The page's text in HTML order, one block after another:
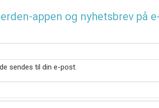
appen og nyhetsbrev på
sendes til din e-post.